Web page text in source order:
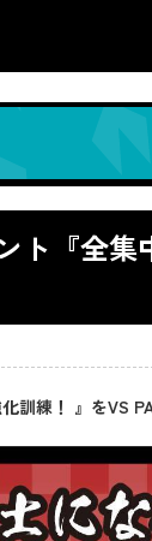
『全
練！ 』をVS